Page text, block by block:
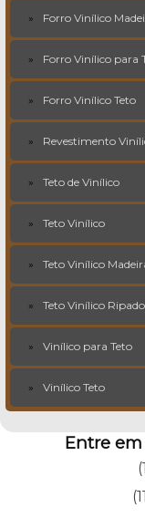
Forro Vinílico
Forro Vinílico para
Forro Vinílico Teto
Revestimento
Teto de Vinílico
Teto Vinílico
Teto Vinílico
Teto Vinílico Ripado
Vinílico para Teto
Vinílico Teto
Entre